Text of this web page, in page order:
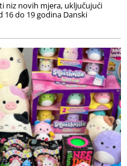
niz novih mjera, uključujući
16 do 19 godina Danski